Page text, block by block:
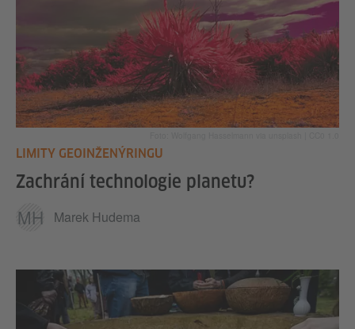
LIMITY GEOINŽENÝRINGU
Zachrání technologie planetu?
MH Marek Hudema